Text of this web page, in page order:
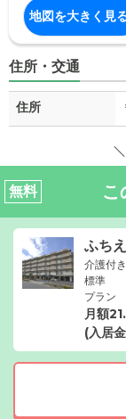
地図を大きく見
住所・交通
住所
無料 こ
ふち
介護付
標準
プラン
月額
(入居金